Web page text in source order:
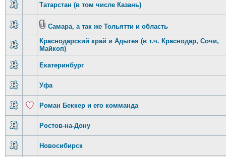
Татарстан (в том числе Казань)
Самара, а так же Тольятти и область
Краснодарский край и Адыгея (в т.ч. Краснодар, Сочи,
Майкоп)
Екатеринбург
Уфа
Роман Беккер и его комманда
Ростов-на-Дону
Новосибирск